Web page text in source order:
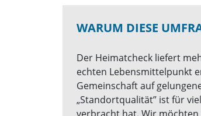
WARUM DIESE
Der Heimatcheck liefert
echten Lebensmittelpunkt
Gemeinschaft auf
„Standortqualität” ist für
verbracht hat. Wir